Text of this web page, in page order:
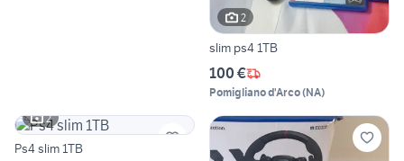
2
slim ps4 1TB
100 €
Pomigliano d'Arco(NA)
2
Ps4 slim 1TB